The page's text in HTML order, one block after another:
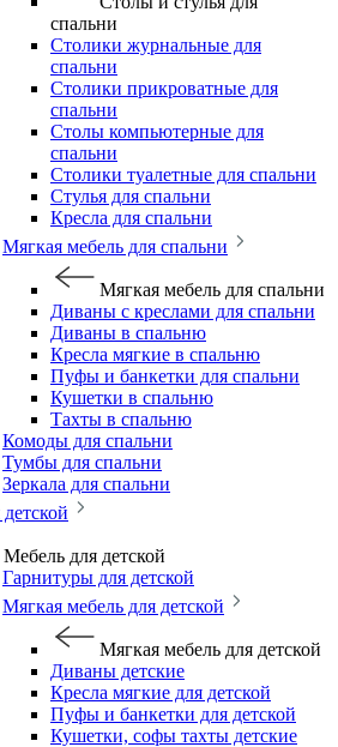
спальни
Столики журнальные для
спальни
Столики прикроватные для
спальни
Столы компьютерные для
спальни
Столики туалетные для спальни
Стулья для спальни
Кресла для спальни
Мягкая мебель для спальни
Мягкая мебель для спальни
Диваны с креслами для спальни
Диваны в спальню
Кресла мягкие в спальню
Пуфы и банкетки для спальни
Кушетки в спальню
Тахты в спальню
Комоды для спальни
Тумбы для спальни
Зеркала для спальни
Мебель для детской
Гарнитуры для детской
Мягкая мебель для детской
Мягкая мебель для детской
Диваны детские
Кресла мягкие для детской
Пуфы и банкетки для детской
Кушетки, софы тахты детские